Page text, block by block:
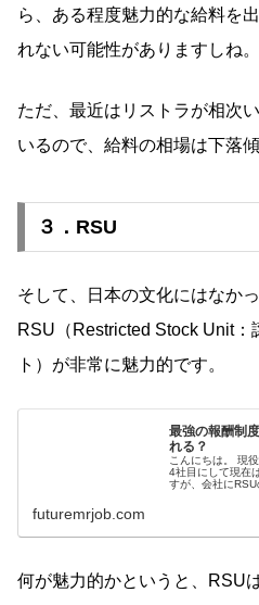
ら、ある程度魅力的な給料を
れない可能性がありますしね。
ただ、最近はリストラが相次
いるので、給料の相場は下落
３．RSU
そして、日本の文化にはなか
RSU（Restricted Stock Unit：
ト）が非常に魅力的です。
最強の報酬制
れる？
こんにちは。 現役MRのリョウタです。 私は製薬メーカー
4社目にして現在
futuremrjob.com
何が魅力的かというと、RSU